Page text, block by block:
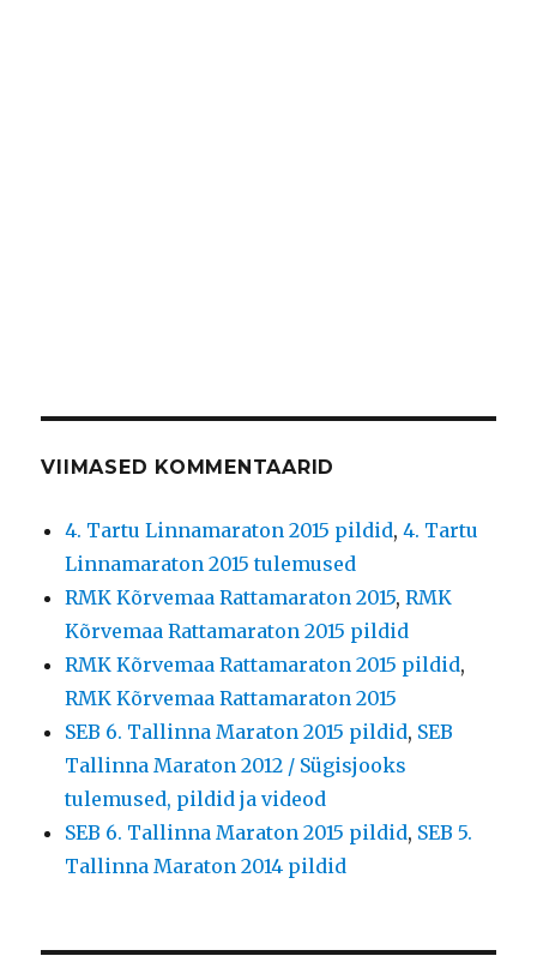
VIIMASED KOMMENTAARID
4. Tartu Linnamaraton 2015 pildid,4. Tartu
Linnamaraton 2015 tulemused
RMK Kõrvemaa Rattamaraton 2015,RMK
Kõrvemaa Rattamaraton 2015 pildid
RMK Kõrvemaa Rattamaraton 2015 pildid,
RMK Kõrvemaa Rattamaraton 2015
SEB 6. Tallinna Maraton 2015 pildid, SEB
Tallinna Maraton 2012 / Sügisjooks
tulemused, pildid ja videod
SEB 6. Tallinna Maraton 2015 pildid, SEB 5.
Tallinna Maraton 2014 pildid